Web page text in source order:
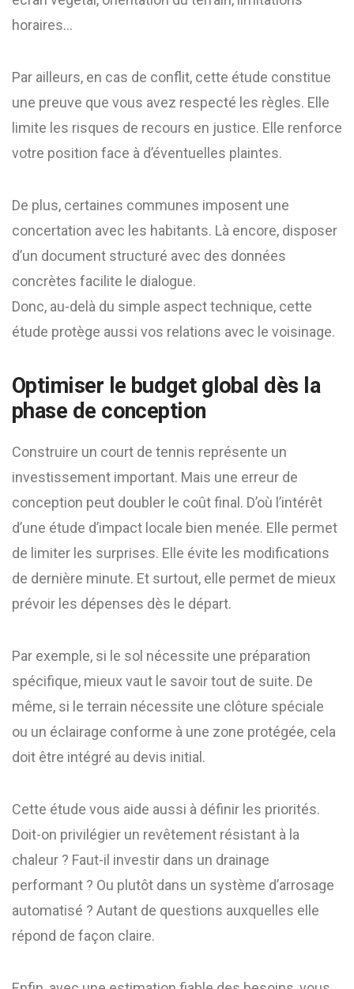
horaires…
Par ailleurs, en cas de conflit, cette étude constitue
une preuve que vous avez respecté les règles. Elle
limite les risques de recours en justice. Elle renforce
votre position face à d’éventuelles plaintes.
De plus, certaines communes imposent une
concertation avec les habitants. Là encore, disposer
d’un document structuré avec des données
concrètes facilite le dialogue.
Donc, au-delà du simple aspect technique, cette
étude protège aussi vos relations avec le voisinage.
Optimiser le budget global dès la
phase de conception
Construire un court de tennis représente un
investissement important. Mais une erreur de
conception peut doubler le coût final. D’où l’intérêt
d’une étude d’impact locale bien menée. Elle permet
de limiter les surprises. Elle évite les modifications
de dernière minute. Et surtout, elle permet de mieux
prévoir les dépenses dès le départ.
Par exemple, si le sol nécessite une préparation
spécifique, mieux vaut le savoir tout de suite. De
même, si le terrain nécessite une clôture spéciale
ou un éclairage conforme à une zone protégée, cela
doit être intégré au devis initial.
Cette étude vous aide aussi à définir les priorités.
Doit-on privilégier un revêtement résistant à la
chaleur ? Faut-il investir dans un drainage
performant ? Ou plutôt dans un système d’arrosage
automatisé ? Autant de questions auxquelles elle
répond de façon claire.